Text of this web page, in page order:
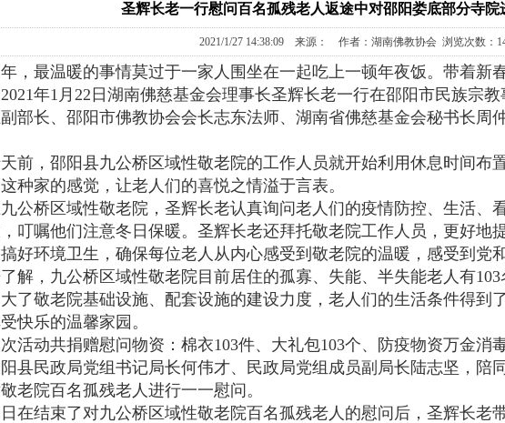
圣辉长老一行慰问百名孤残老人返途中对邵阳娄底部分寺院
2021/1/27 14:38:09 来源： 作者：湖南佛教协会 浏览次数：
，最温暖的事情莫过于一家人围坐在一起吃上一顿年夜饭。带着新
年1月22日湖南佛慈基金会理事长圣辉长老一行在邵阳市民族宗
部长、邵阳市佛教协会会长志东法师、湖南省佛慈基金会秘书长周
前，邵阳县九公桥区域性敬老院的工作人员就开始利用休息时间布
种家的感觉，让老人们的喜悦之情溢于言表。
公桥区域性敬老院，圣辉长老认真询问老人们的疫情防控、生活、
叮嘱他们注意冬日保暖。圣辉长老还拜托敬老院工作人员，更好地
好环境卫生，确保每位老人从内心感受到敬老院的温暖，感受到党
解，九公桥区域性敬老院目前居住的孤寡、失能、半失能老人有
了敬老院基础设施、配套设施的建设力度，老人们的生活条件得到
快乐的温馨家园。
活动共捐赠慰问物资：棉衣103件、大礼包103个、防疫物资万金消
县民政局党组书记局长何伟才、民政局党组成员副局长陆志坚，陪
老院百名孤残老人进行一一慰问。
在结束了对九公桥区域性敬老院百名孤残老人的慰问后，圣辉长老